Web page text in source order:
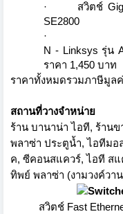
· สวิตช์
·
N - Linksys รุ่น
ราคา 1,450 บาท
ราคาทั้งหมดรวมภาษีมูล
สถานที่วางจำหน่าย
ร้าน บานาน่า ไอที, ร้าน
พลาซ่า ประตูน้ำ,ไอทีมอ
ค, ซีคอนสแควร์,ไอที สแ
ทิพย์ พลาซ่า (งามวงค์วา
สวิตช์ Fast